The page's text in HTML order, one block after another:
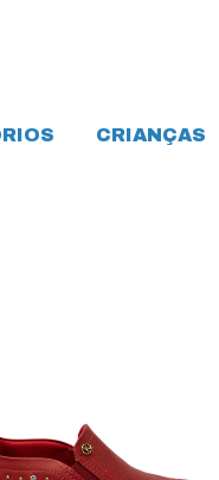
CRIANÇAS